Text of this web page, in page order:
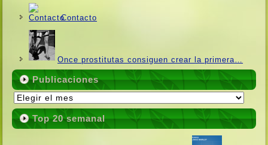
Contacto
Once prostitutas consiguen crear la primera…
Publicaciones
Publicaciones
Top 20 semanal